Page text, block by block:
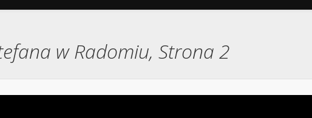
w Radomiu, Strona 2